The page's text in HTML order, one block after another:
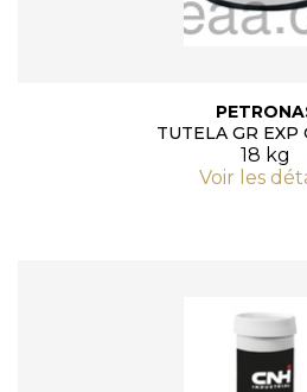
TUTELA GR EXP
18 kg
Voir les